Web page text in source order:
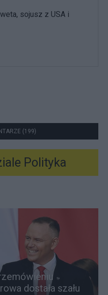
sojusz z USA i
(199)
Polityka
dostała szału